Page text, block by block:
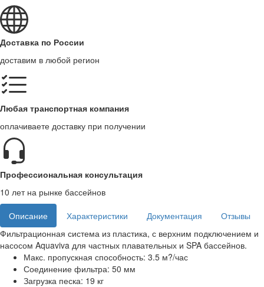
Доставка по России
доставим в любой регион
Любая транспортная компания
оплачиваете доставку при получении
Профессиональная консультация
10 лет на рынке бассейнов
Описание
Характеристики Документация
Отзывы
Фильтрационная система из пластика, с верхним подключением и
насосом Aquaviva для частных плавательных и SPA бассейнов.
Макс. пропускная способность: 3.5 м?/час
Соединение фильтра: 50 мм
Загрузка песка: 19 кг